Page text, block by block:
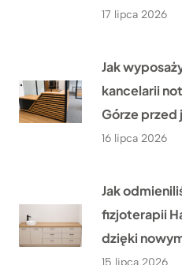
17 lipca 2026
Jak
kancelarii
Górze
16 lipca 2026
Jak
fizjoterapii
dzięki